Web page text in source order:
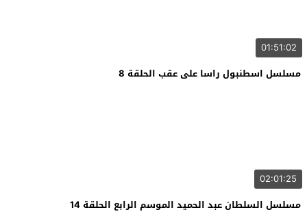
01:51:02
مسلسل اسطنبول راسا على عقب الحلقة 8
02:01:25
مسلسل السلطان عبد الحميد الموسم الرابع الحلقة 14